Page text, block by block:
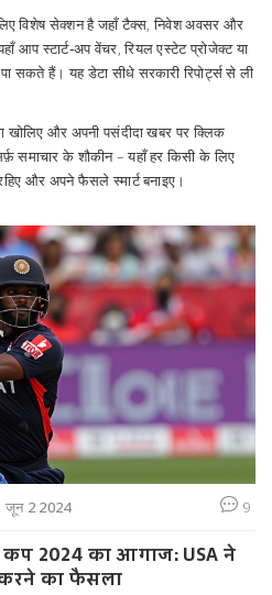
लिए विशेष सेक्शन है जहाँ टैक्स, निवेश अवसर और
आप स्टार्ट‑अप वेंचर, रियल एस्टेट प्रोजेक्ट या
सकते हैं। यह डेटा सीधे सरकारी रिपोर्ट्स से ली
खोलिए और अपनी पसंदीदा खबर पर क्लिक
समाचार के शौकीन – यहाँ हर किसी के लिए
और अपने फैसले स्मार्ट बनाइए।
जून 2 2024 9
कप 2024 का आगाज: USA ने
का फैसला